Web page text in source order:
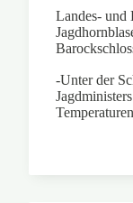
Landes- und
-Unter der